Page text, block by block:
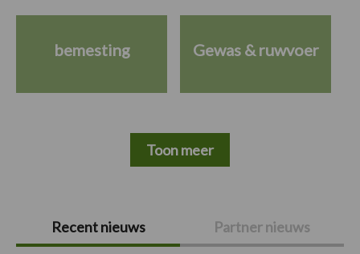
Primaire
Sidebar
Recent nieuws Partner nieuws
bemesting Gewas & ruwvoer
Toon meer